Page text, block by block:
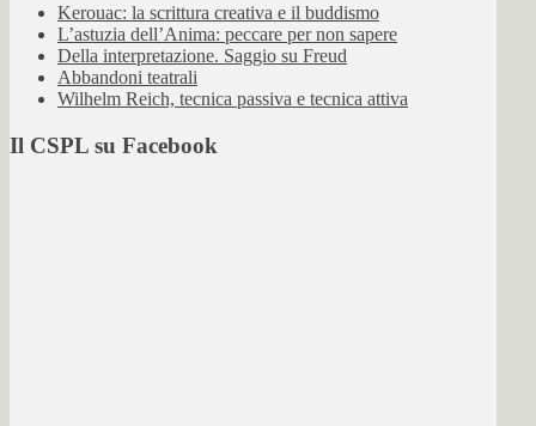
Kerouac: la scrittura creativa e il buddismo
L’astuzia dell’Anima: peccare per non sapere
Della interpretazione. Saggio su Freud
Abbandoni teatrali
Wilhelm Reich, tecnica passiva e tecnica attiva
Il CSPL su Facebook